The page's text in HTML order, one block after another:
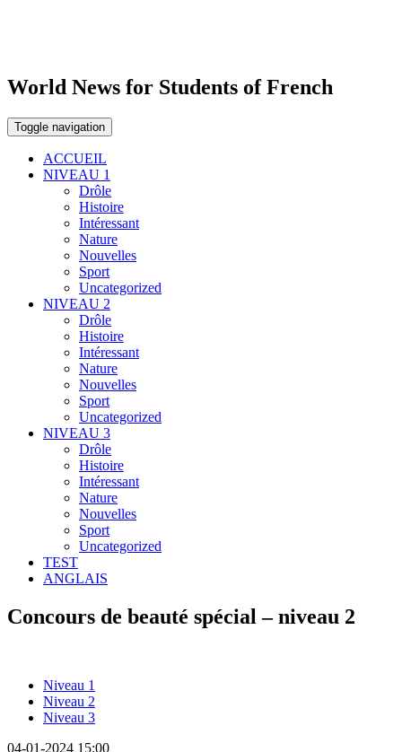
World News for Students of French
Toggle navigation
ACCUEIL
NIVEAU 1
Drôle
Histoire
Intéressant
Nature
Nouvelles
Sport
Uncategorized
NIVEAU 2
Drôle
Histoire
Intéressant
Nature
Nouvelles
Sport
Uncategorized
NIVEAU 3
Drôle
Histoire
Intéressant
Nature
Nouvelles
Sport
Uncategorized
TEST
ANGLAIS
Concours de beauté spécial – niveau 2
Niveau 1
Niveau 2
Niveau 3
04-01-2024 15:00